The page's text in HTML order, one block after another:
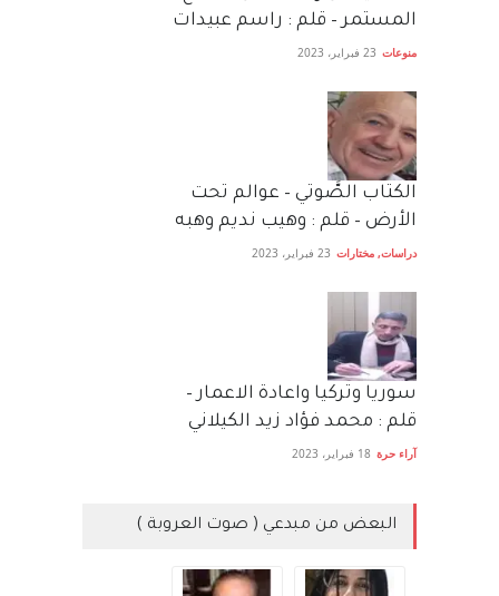
المستمر – قلم : راسم عبيدات
منوعات 23 فبراير، 2023
الكتاب الصَّوتي – عوالم تحت
الأرض – قلم : وهيب نديم وهبه
دراسات, مختارات 23 فبراير، 2023
سوريا وتركيا واعادة الاعمار –
قلم : محمد فؤاد زيد الكيلاني
آراء حرة 18 فبراير، 2023
البعض من مبدعي ( صوت العروبة )